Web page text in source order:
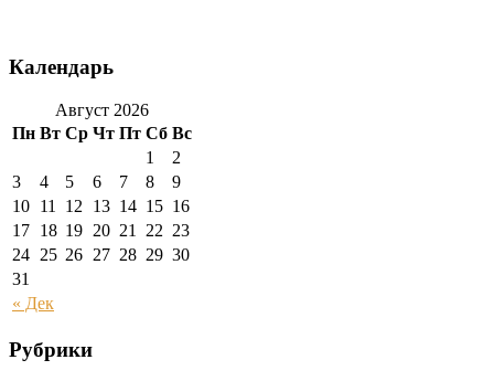
Календарь
Август 2026
Пн Вт Ср Чт Пт Сб Вс
« Дек
1
2
3
4 5 6 7 8
9
10 11 12 13 14 15 16
17 18 19 20 21 22 23
24 25 26 27 28 29 30
31
Рубрики